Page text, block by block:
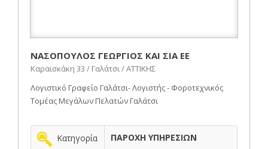
ΝΑΣΟΠΟΥΛΟΣ ΓΕΩΡΓΙΟΣ ΚΑΙ ΣΙΑ ΕΕ
Καραϊσκάκη 33 / Γαλάτσι / ΑΤΤΙΚΗΣ
Λογιστικό Γραφείο Γαλάτσι- Λογιστής - Φοροτεχνικός
Τομέας Μεγάλων Πελατών Γαλάτσι
Κατηγορία ΠΑΡΟΧΗ ΥΠΗΡΕΣΙΩΝ